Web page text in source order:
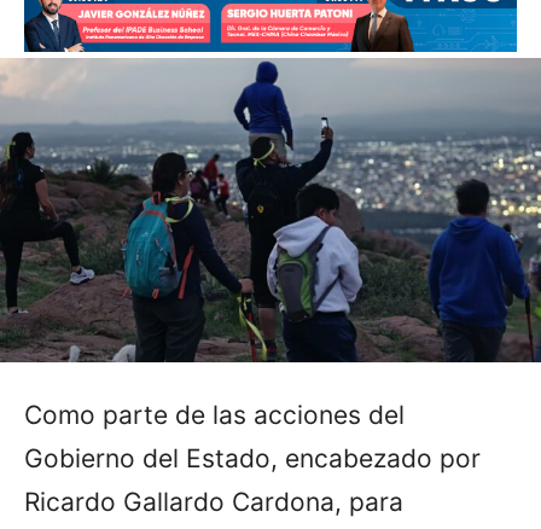
Como parte de las acciones del
Gobierno del Estado, encabezado por
Ricardo Gallardo Cardona, para